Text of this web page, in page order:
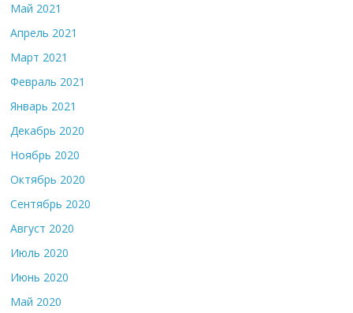
Май 2021
Апрель 2021
Март 2021
Февраль 2021
Январь 2021
Декабрь 2020
Ноябрь 2020
Октябрь 2020
Сентябрь 2020
Август 2020
Июль 2020
Июнь 2020
Май 2020